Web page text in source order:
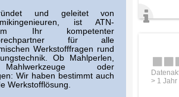
und geleitet von
ist ATN-
Ihr kompetenter
für alle
Werkstofffragen rund
Ob Mahlperlen,
oder
Wir haben bestimmt auch
Werkstofflösung.
> 1 Jahr